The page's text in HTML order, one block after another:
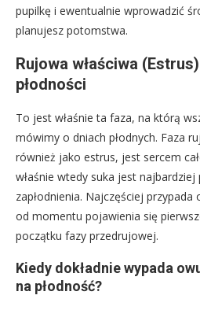
pupilkę i ewentualnie wprowadzić
planujesz potomstwa.
Rujowa właściwa
płodności
To jest właśnie ta faza, na którą
mówimy o dniach płodnych. Faza
również jako estrus, jest sercem
właśnie wtedy suka jest
zapłodnienia. Najczęściej przypada
od momentu pojawienia się
początku fazy przedrujowej.
Kiedy dokładnie wypada
na płodność?